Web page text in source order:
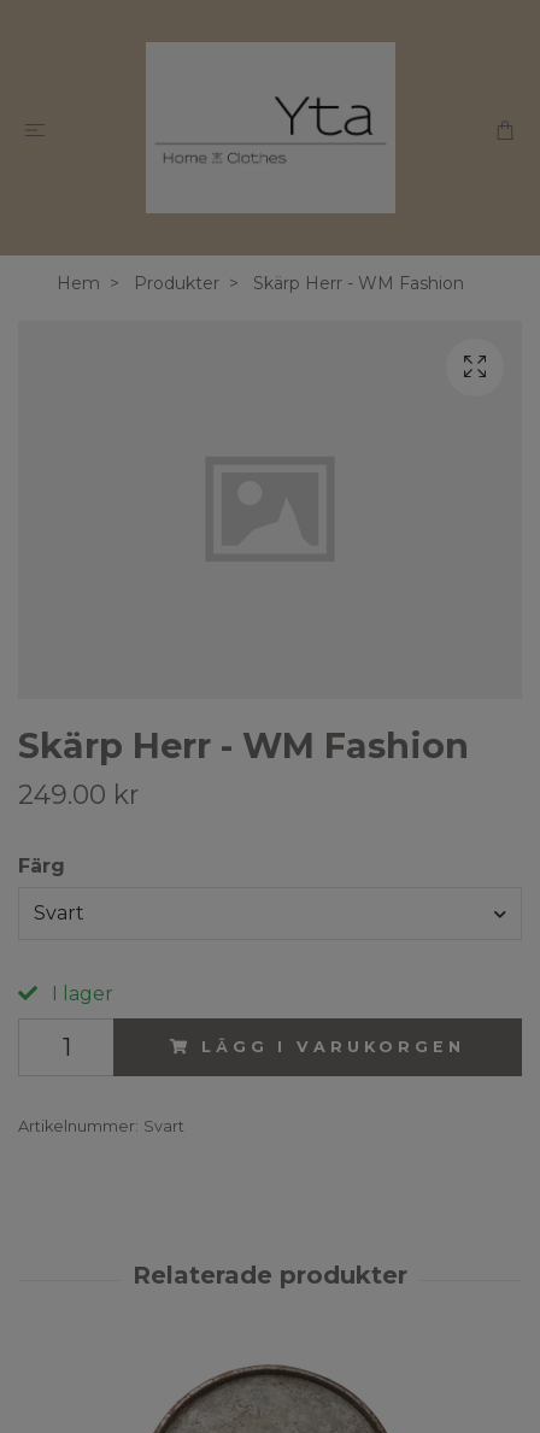
Hem Produkter Skärp Herr - WM Fashion
Skärp Herr - WM Fashion
249.00 kr
Färg
Svart
I lager
LÄGG I VARUKORGEN
Artikelnummer: Svart